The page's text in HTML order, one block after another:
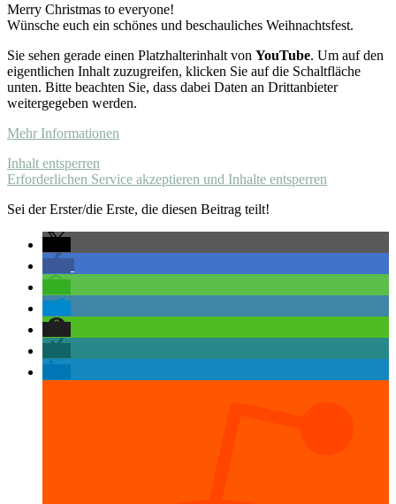
Merry Christmas to everyone!
Wünsche euch ein schönes und beschauliches Weihnachtsfest.
Sie sehen gerade einen Platzhalterinhalt von YouTube. Um auf den
eigentlichen Inhalt zuzugreifen, klicken Sie auf die Schaltfläche
unten. Bitte beachten Sie, dass dabei Daten an Drittanbieter
weitergegeben werden.
Mehr Informationen
Inhalt entsperren
Erforderlichen Service akzeptieren und Inhalte entsperren
Sei der Erster/die Erste, die diesen Beitrag teilt!